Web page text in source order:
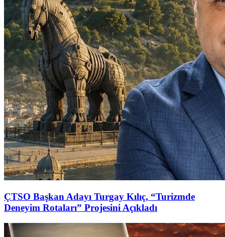
ÇTSO Başkan Adayı Turgay Kılıç, “Turizmde
Deneyim Rotaları” Projesini Açıkladı